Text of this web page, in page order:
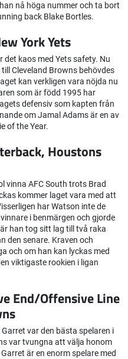
nå höga nummer och ta bort
back Blake Bortles.
York Yets
kaos med Yets safety. Nu
Cleveland Browns behövdes
kan verkligen vara nöjda nu
som är född 1995 har
defensiv som kapten från
om Jamal Adams är en av
of the Year.
Houstons
vinna AFC South trots Brad
kommer laget vara med att
har Watson inte de
i benmärgen och gjorde
han tog sitt lag till två raka
den senare. Kraven och
och om han kan lyckas med
viktigaste rookien i ligan
End/Offensive Line
var den bästa spelaren i
var tvungna att välja honom
är en enorm spelare med